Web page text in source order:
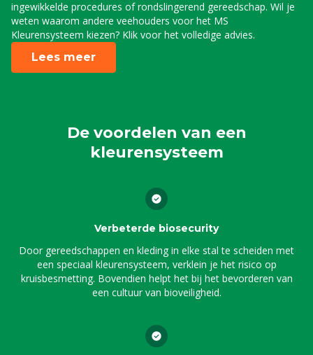
ingewikkelde procedures of rondslingerend gereedschap. Wil je
weten waarom andere veehouders voor het MS
Kleurensysteem kiezen? Klik voor het volledige advies.
Lees meer
De voordelen van een
kleurensysteem
Verbeterde biosecurity
Door gereedschappen en kleding in elke stal te scheiden met
een speciaal kleurensysteem, verklein je het risico op
kruisbesmetting. Bovendien helpt het bij het bevorderen van
een cultuur van bioveiligheid.